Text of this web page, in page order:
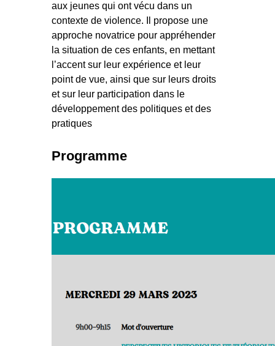
aux jeunes qui ont vécu dans un
contexte de violence. Il propose une
approche novatrice pour appréhender
la situation de ces enfants, en mettant
l’accent sur leur expérience et leur
point de vue, ainsi que sur leurs droits
et sur leur participation dans le
développement des politiques et des
pratiques
Programme